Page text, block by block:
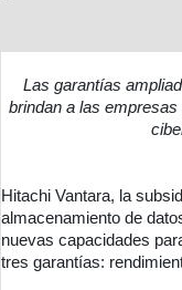
Las garantías
brindan a las
Hitachi Vantara, la
almacenamiento de
nuevas capacidades
tres garantías: